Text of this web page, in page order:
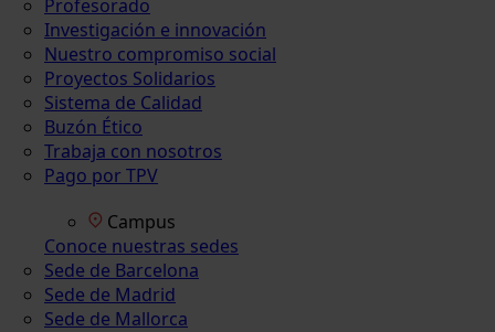
Profesorado
Investigación e innovación
Nuestro compromiso social
Proyectos Solidarios
Sistema de Calidad
Buzón Ético
Trabaja con nosotros
Pago por TPV
Campus
Conoce nuestras sedes
Sede de Barcelona
Sede de Madrid
Sede de Mallorca